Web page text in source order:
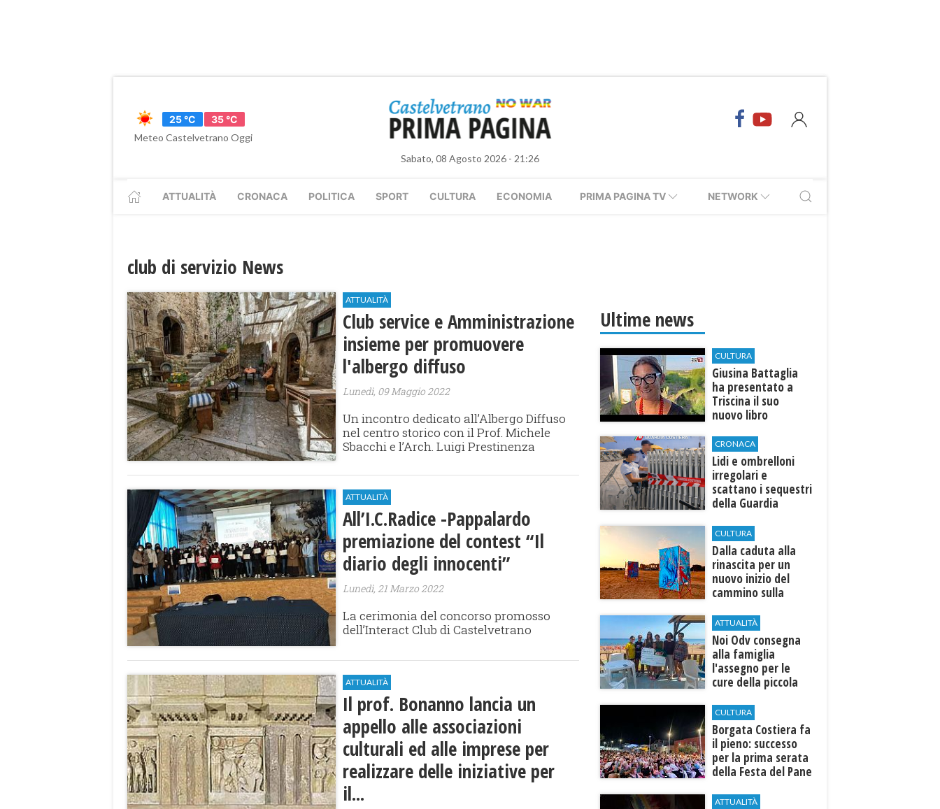
25 °C
35 °C
Meteo Castelvetrano Oggi
Sabato, 08 Agosto 2026 - 21:26
ATTUALITÀ CRONACA POLITICA SPORT CULTURA ECONOMIA PRIMA PAGINA TV NETWORK
club di servizio News
ATTUALITÀ
Club service e Amministrazione
insieme per promuovere
l'albergo diffuso
Lunedì, 09 Maggio 2022
Un incontro dedicato all’Albergo Diffuso
nel centro storico con il Prof. Michele
Sbacchi e l’Arch. Luigi Prestinenza
ATTUALITÀ
All’I.C.Radice -Pappalardo
premiazione del contest “Il
diario degli innocenti”
Lunedì, 21 Marzo 2022
La cerimonia del concorso promosso
dell’Interact Club di Castelvetrano
ATTUALITÀ
Il prof. Bonanno lancia un
appello alle associazioni
culturali ed alle imprese per
realizzare delle iniziative per
il...
Ultime news
CULTURA
Giusina Battaglia
ha presentato a
Triscina il suo
nuovo libro
CRONACA
Lidi e ombrelloni
irregolari e
scattano i sequestri
della Guardia
CULTURA
Dalla caduta alla
rinascita per un
nuovo inizio del
cammino sulla
ATTUALITÀ
Noi Odv consegna
alla famiglia
l'assegno per le
cure della piccola
CULTURA
​Borgata Costiera fa
il pieno: successo
per la prima serata
della Festa del Pane
ATTUALITÀ